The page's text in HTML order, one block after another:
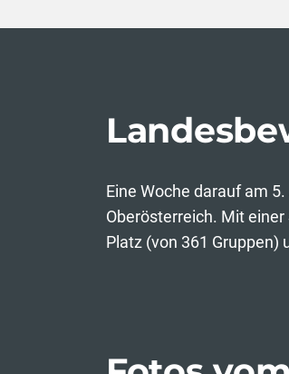
Eine Woche darauf am
Oberösterreich. Mit
Platz (von 361 Gruppen)